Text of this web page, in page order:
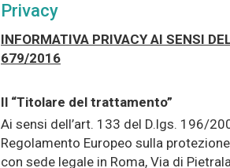
Privacy
INFORMATIVA PRIVACY AI SENSI
679/2016
Il “Titolare del trattamento”
Ai sensi dell’art. 133 del D.lgs. 196/
Regolamento Europeo sulla
con sede legale in Roma, Via di